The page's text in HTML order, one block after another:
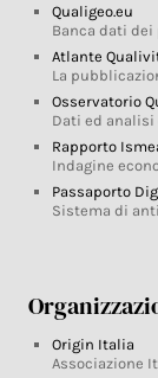
Qualigeo.eu
Banca dati dei
Atlante
La
Osservatorio
Dati ed analisi
Rapporto
Indagine
Passaporto
Sistema di
Origin Italia
Associazione